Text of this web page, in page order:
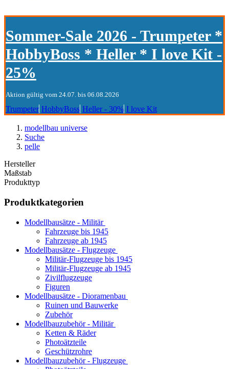
Sommer-Sale 2026 - Trumpeter *
HobbyBoss * Heller * I love Kit -
25%
Aktion gültig vom 24.07. bis 06.08.2026
Trumpeter HobbyBoss Heller - 30% I love Kit
modellbau universe
Suche
pelle
Hersteller
Maßstab
Produkttyp
Produktkategorien
Modellbausätze - Militär
Fahrzeuge bis 1945
Fahrzeuge ab 1945
Modellbausätze - Flugzeuge
Militär-Flugzeuge bis 1945
Militär-Flugzeuge ab 1945
Zivilflugzeuge
Figuren
Modellbausätze - Dioramenbau
Ruinen und Bauwerke
Zubehör
Modellbauzubehör - Militär
Ketten & Räder
Photoätzteile
Geschützrohre
Modellbauzubehör - Flugzeuge